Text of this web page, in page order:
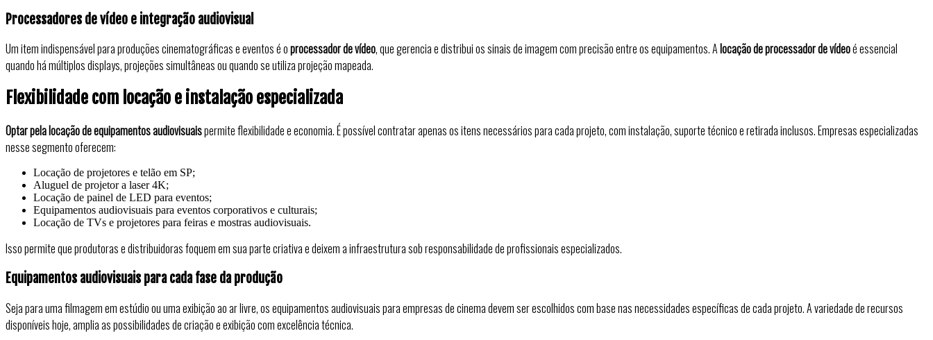
Processadores de vídeo e integração audiovisual
Um item indispensável para produções cinematográficas e eventos é oprocessador de vídeo, que gerencia e distribui os sinais de imagem com precisão entre os equipamentos. Alocação de processador de vídeoé essencial
quando há múltiplos displays, projeções simultâneas ou quando se utiliza projeção mapeada.
Flexibilidade com locação e instalação especializada
Optar pela locação de equipamentos audiovisuaispermite flexibilidade e economia. É possível contratar apenas os itens necessários para cada projeto, com instalação, suporte técnico e retirada inclusos. Empresas especializadas
nesse segmento oferecem:
Locação de projetores e telão em SP;
Aluguel de projetor a laser 4K;
Locação de painel de LED para eventos;
Equipamentos audiovisuais para eventos corporativos e culturais;
Locação de TVs e projetores para feiras e mostras audiovisuais.
Isso permite que produtoras e distribuidoras foquem em sua parte criativa e deixem a infraestrutura sob responsabilidade de profissionais especializados.
Equipamentos audiovisuais para cada fase da produção
Seja para uma filmagem em estúdio ou uma exibição ao ar livre, os equipamentos audiovisuais para empresas de cinema devem ser escolhidos com base nas necessidades específicas de cada projeto. A variedade de recursos
disponíveis hoje, amplia as possibilidades de criação e exibição com excelência técnica.